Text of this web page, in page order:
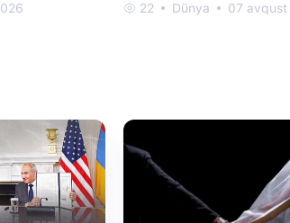
22 Dünya 07 avqust